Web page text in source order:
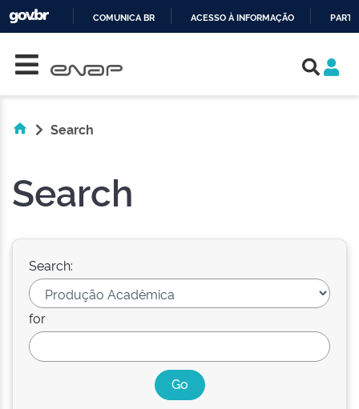
COMUNICA BR ACESSO À INFORMAÇÃO
Search
Search
Search:
for